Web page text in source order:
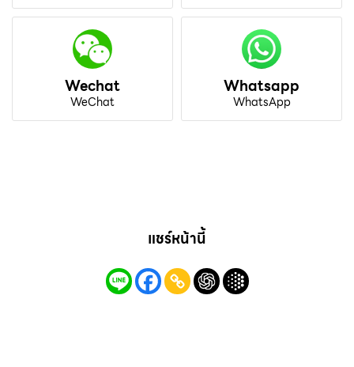
Wechat
WeChat
Whatsapp
WhatsApp
แชร์หน้านี้